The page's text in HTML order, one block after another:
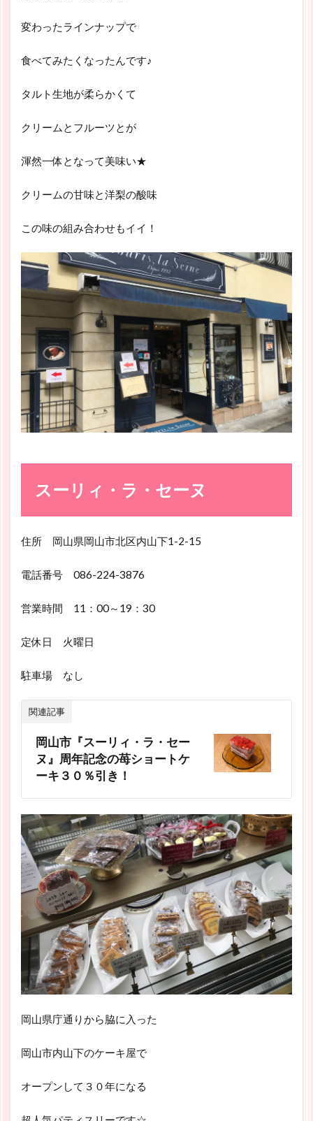
変わったラインナップで
食べてみたくなったんです♪
タルト生地が柔らかくて
クリームとフルーツとが
渾然一体となって美味い★
クリームの甘味と洋梨の酸味
この味の組み合わせもイイ！
スーリィ・ラ・セーヌ
住所 岡山県岡山市北区内山下1-2-15
電話番号 086-224-3876
営業時間 11：00～19：30
定休日 火曜日
駐車場 なし
関連記事
岡山市『スーリィ・ラ・セー
ヌ』周年記念の苺ショートケ
ーキ３０％引き！
岡山県庁通りから脇に入った
岡山市内山下のケーキ屋で
オープンして３０年になる